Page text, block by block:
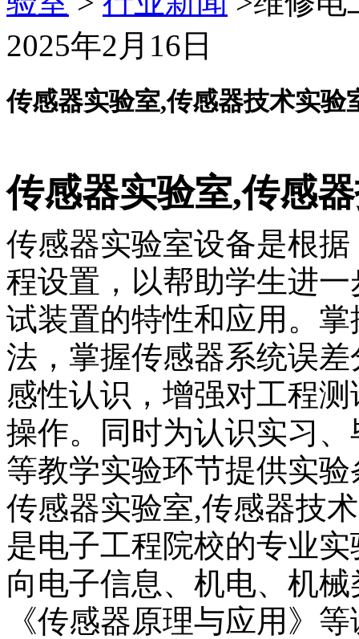
2025年2月16日
传感器实验室,传感器技术实
传感器实验室,传感
传感器实验室设备是根
程设置，以帮助学生进
试装置的特性和应用。
法，掌握传感器系统误
感性认识，增强对工程
操作。同时为认识实习
等教学实验环节提供实验
传感器实验室,传感器技
是电子工程院校的专业
向电子信息、机电、机
《传感器原理与应用》